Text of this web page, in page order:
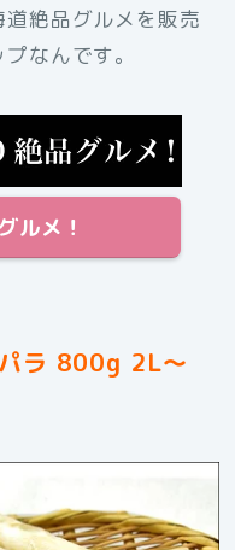
道絶品グルメを販売
なんです。
ルメ！
ラ 800g 2L〜